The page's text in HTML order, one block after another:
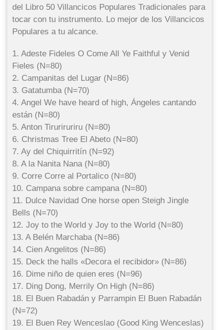
del Libro 50 Villancicos Populares Tradicionales para
tocar con tu instrumento. Lo mejor de los Villancicos
Populares a tu alcance.
1. Adeste Fideles O Come All Ye Faithful y Venid
Fieles (N=80)
2. Campanitas del Lugar (N=86)
3. Gatatumba (N=70)
4. Angel We have heard of high, Ángeles cantando
están (N=80)
5. Anton Tiruriruriru (N=80)
6. Christmas Tree El Abeto (N=80)
7. Ay del Chiquirritín (N=92)
8. A la Nanita Nana (N=80)
9. Corre Corre al Portalico (N=80)
10. Campana sobre campana (N=80)
11. Dulce Navidad One horse open Steigh Jingle
Bells (N=70)
12. Joy to the World y Joy to the World (N=80)
13. A Belén Marchaba (N=86)
14. Cien Angelitos (N=86)
15. Deck the halls «Decora el recibidor» (N=86)
16. Dime niño de quien eres (N=96)
17. Ding Dong, Merrily On High (N=86)
18. El Buen Rabadán y Parrampin El Buen Rabadán
(N=72)
19. El Buen Rey Wenceslao (Good King Wenceslas)